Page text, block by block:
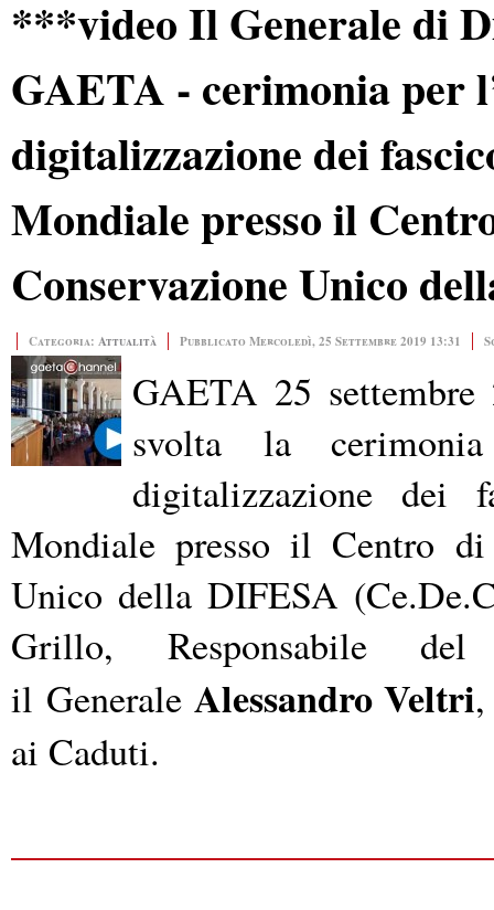
***video Il Generale di
GAETA - cerimonia per
digitalizzazione dei
Mondiale presso il
Conservazione Unico
Categoria: Attualità Pubblicato Mercoledì, 25 Settembre 2019 13:31
GAETA 25
svolta la
digitalizzazione dei
Mondiale presso il Centro di
Unico della DIFESA
Grillo, Responsabile
il Generale Alessandro Veltri
ai Caduti.